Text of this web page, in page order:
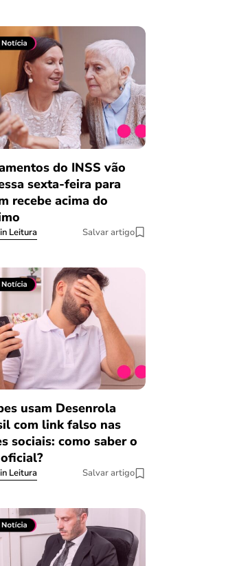
do INSS vão
sexta-feira para
recebe acima do
Leitura Salvar artigo
usam Desenrola
com link falso nas
sociais: como saber o
Leitura Salvar artigo